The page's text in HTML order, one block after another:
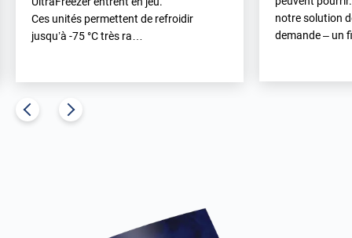
Ces unités permettent de refroidir
jusqu’à -75 °C très ra…
notre solution
demande – un